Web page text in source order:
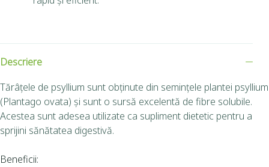
Descriere
Tărâțele de psyllium sunt obținute din semințele plantei psyllium
(Plantago ovata) și sunt o sursă excelentă de fibre solubile.
Acestea sunt adesea utilizate ca supliment dietetic pentru a
sprijini sănătatea digestivă.
Beneficii: